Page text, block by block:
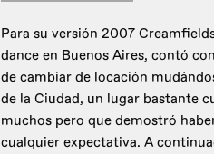
Para su versión 2007
dance en Buenos Aires, contó
de cambiar de locación
de la Ciudad, un lugar bastante
muchos pero que demostró
cualquier expectativa. A